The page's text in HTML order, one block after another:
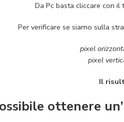
Da Pc basta cliccare con il
Per verificare se siamo sulla
pixel
pixel
Il
ottenere